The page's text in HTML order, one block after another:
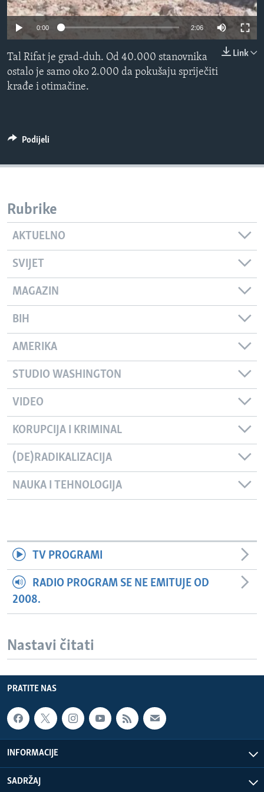
MAGAZIN
O GLASU AMERIKE
Learning English
0:00 2:06
Link
Tal Rifat je grad-duh. Od 40.000 stanovnika
ostalo je samo oko 2.000 da pokušaju spriječiti
krađe i otimačine.
Podijeli
Rubrike
AKTUELNO
SVIJET
MAGAZIN
BIH
AMERIKA
STUDIO WASHINGTON
VIDEO
KORUPCIJA I KRIMINAL
(DE)RADIKALIZACIJA
NAUKA I TEHNOLOGIJA
TV PROGRAMI
RADIO PROGRAM SE NE EMITUJE OD
2008.
Nastavi čitati
PRATITE NAS
INFORMACIJE
SADRŽAJ